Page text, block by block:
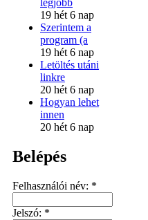
legjobb
19 hét 6 nap
Szerintem a
program (a
19 hét 6 nap
Letöltés utáni
linkre
20 hét 6 nap
Hogyan lehet
innen
20 hét 6 nap
Belépés
Felhasználói név: *
Jelszó: *